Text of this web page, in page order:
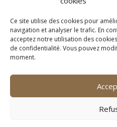
Ce site utilise des cookies pour
navigation et analyser le trafic. En
acceptez notre utilisation des
de confidentialité. Vous pouvez
moment.
Adresse
1169 Yens
Tél: +41 78 637 33 00
contact@pangolina.com